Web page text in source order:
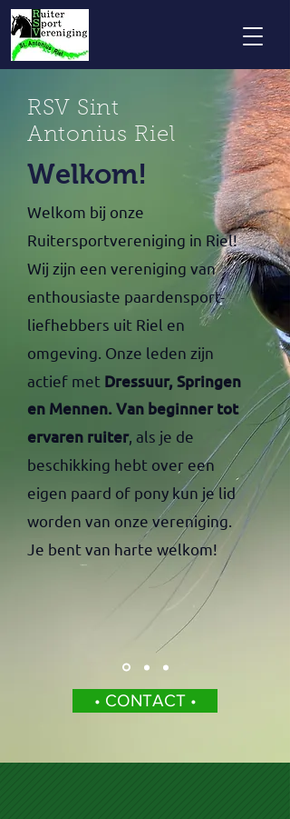
RSV Sint
Antonius Riel
Welkom!
Welkom bij onze
Ruitersportvereniging in Riel!
Wij zijn een vereniging van
enthousiaste paardensport-
liefhebbers uit Riel en
omgeving. Onze leden zijn
actief met Dressuur, Springen
en Mennen. Van beginner tot
ervaren ruiter, als je de
beschikking hebt over een
eigen paard of pony kun je lid
worden van onze vereniging.
Je bent van harte welkom!
• CONTACT •